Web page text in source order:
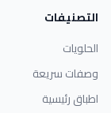
التصنيفات
الحلويات
وصفات سريعة
اطباق رئيسية